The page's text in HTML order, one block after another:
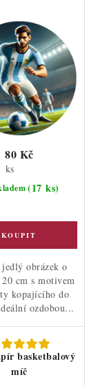
(17 ks)
80 Kč
ks
obrázek o
cm s motivem
kopajícího do
ozdobou...
basketbalový
míč